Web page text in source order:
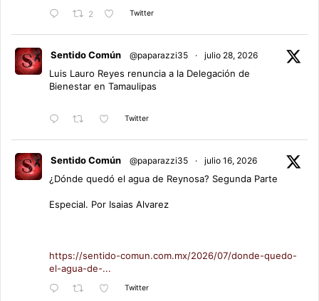
2 Twitter
Sentido Común @paparazzi35 · julio 28, 2026
Luis Lauro Reyes renuncia a la Delegación de
Bienestar en Tamaulipas
Twitter
Sentido Común @paparazzi35 · julio 16, 2026
¿Dónde quedó el agua de Reynosa? Segunda Parte
Especial. Por Isaias Alvarez
https://sentido-comun.com.mx/2026/07/donde-quedo-
el-agua-de-...
Twitter